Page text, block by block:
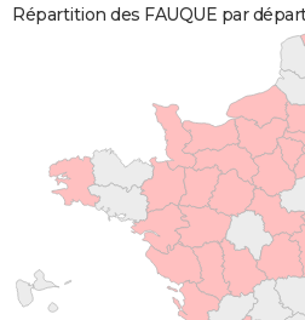
Répartition des FAUQUE par